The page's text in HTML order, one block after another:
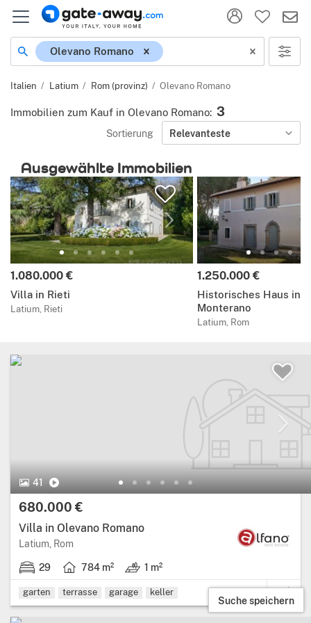
Ort
Olevano Romano
Italien Latium Rom (provinz) Olevano Romano
Immobilien zum Kauf in Olevano Romano: 3
Sortierung Relevanteste
Ausgewählte Immobilien
Preis:
1.080.000 €
Villa in Rieti
Latium, Rieti
Preis:
1.250.000 €
Historisches Haus in
Monterano
Latium, Rom
41
41 Bilder.Video
Preis:
680.000 €
Villa in Olevano Romano
Latium, Rom
29
29 schlafzimmer.784 m²
Wohnfläche: 784 Quadratmeter.
1 m²
Land: 1 m².
garten terrasse garage keller
Suche speichern